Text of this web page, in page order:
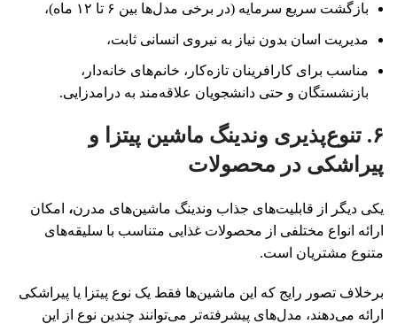
بازگشت سریع سرمایه (در برخی مدل‌ها بین ۶ تا ۱۲ ماه)،
مدیریت اسان بدون نیاز به نیروی انسانی ثابت،
مناسب برای کارافرینان تازه‌کار، خانم‌های خانه‌دار،
بازنشستگان و حتی دانشجویان علاقه‌مند به درامدزایی.
۶. تنوع‌پذیری وندینگ ماشین پیتزا و
پیراشکی در محصولات
یکی دیگر از قابلیت‌های جذاب وندینگ ماشین‌های مدرن، امکان
ارائه انواع مختلفی از محصولات غذایی متناسب با سلیقه‌های
متنوع مشتریان است.
برخلاف تصور رایج که این ماشین‌ها فقط یک نوع پیتزا یا پیراشکی
ارائه می‌دهند، مدل‌های پیشرفته‌تر می‌توانند چندین نوع از این